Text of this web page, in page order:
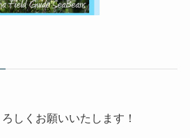
しくお願いいたします！